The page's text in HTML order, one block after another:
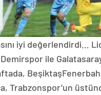
iyi değerlendirdi…
ile Galatasaray
Trabzonspor’un